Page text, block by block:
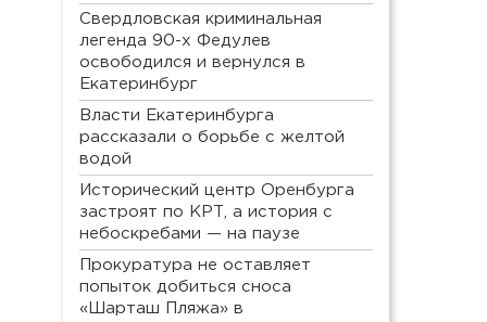
Свердловская криминальная
легенда 90-х Федулев
освободился и вернулся в
Екатеринбург
Власти Екатеринбурга
рассказали о борьбе с желтой
водой
Исторический центр Оренбурга
застроят по КРТ, а история с
небоскребами — на паузе
Прокуратура не оставляет
попыток добиться сноса
«Шарташ Пляжа» в